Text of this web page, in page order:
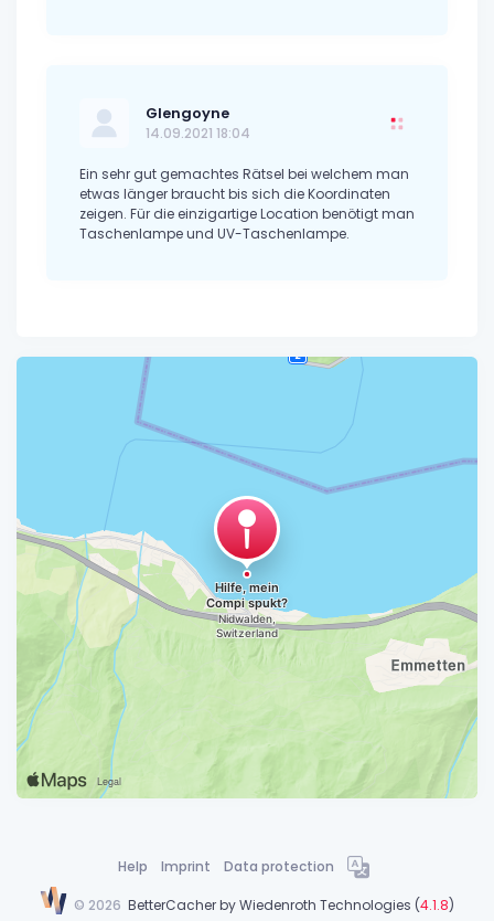
Glengoyne
14.09.2021 18:04
Ein sehr gut gemachtes Rätsel bei welchem man
etwas länger braucht bis sich die Koordinaten
zeigen. Für die einzigartige Location benötigt man
Taschenlampe und UV-Taschenlampe.
© 2026 BetterCacher byWiedenroth Technologies (4.1.8)
Help Imprint Data protection